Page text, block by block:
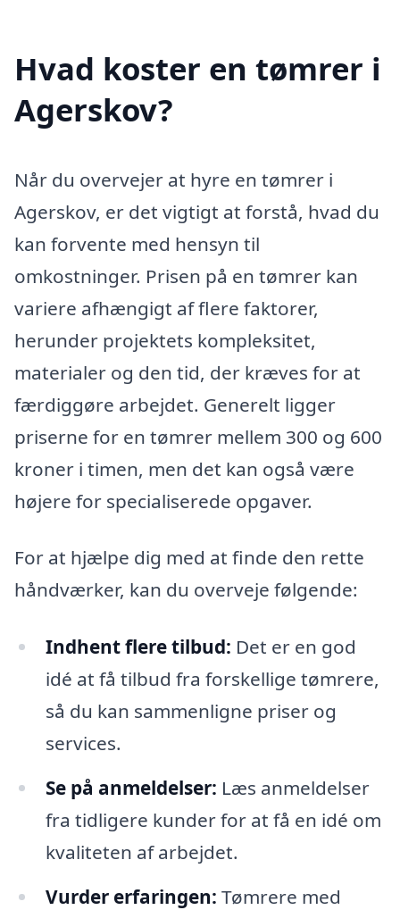
Hvad koster en tømrer i
Agerskov?
Når du overvejer at hyre en tømrer i
Agerskov, er det vigtigt at forstå, hvad du
kan forvente med hensyn til
omkostninger. Prisen på en tømrer kan
variere afhængigt af flere faktorer,
herunder projektets kompleksitet,
materialer og den tid, der kræves for at
færdiggøre arbejdet. Generelt ligger
priserne for en tømrer mellem 300 og 600
kroner i timen, men det kan også være
højere for specialiserede opgaver.
For at hjælpe dig med at finde den rette
håndværker, kan du overveje følgende:
Indhent flere tilbud: Det er en god
idé at få tilbud fra forskellige tømrere,
så du kan sammenligne priser og
services.
Se på anmeldelser: Læs anmeldelser
fra tidligere kunder for at få en idé om
kvaliteten af arbejdet.
Vurder erfaringen: Tømrere med